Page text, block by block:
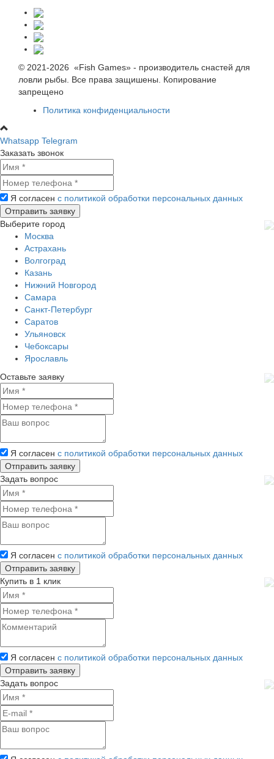
© 2021-2026 «Fish Games» - производитель снастей для
ловли рыбы. Все права защишены. Копирование
запрещено
Политика конфиденциальности
Whatsapp Telegram
Заказать звонок
Я согласен с политикой обработки персональных данных
Выберите город
Москва
Астрахань
Волгоград
Казань
Нижний Новгород
Самара
Санкт-Петербург
Саратов
Ульяновск
Чебоксары
Ярославль
Оставьте заявку
Я согласен с политикой обработки персональных данных
Задать вопрос
Я согласен с политикой обработки персональных данных
Купить в 1 клик
Я согласен с политикой обработки персональных данных
Задать вопрос